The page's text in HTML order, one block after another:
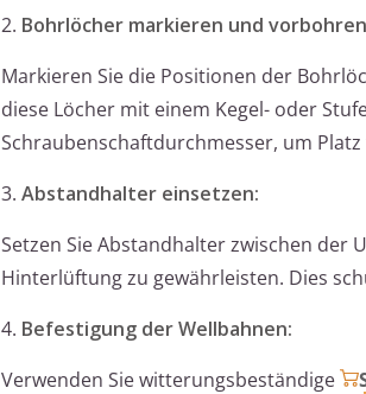
2. Bohrlöcher markieren und
Markieren Sie die Positionen der
diese Löcher mit einem Kegel- oder
Schraubenschaftdurchmesser, um
3. Abstandhalter einsetzen:
Setzen Sie Abstandhalter zwischen
Hinterlüftung zu gewährleisten. Dies
4. Befestigung der Wellbahnen:
Verwenden Sie witterungsbeständige